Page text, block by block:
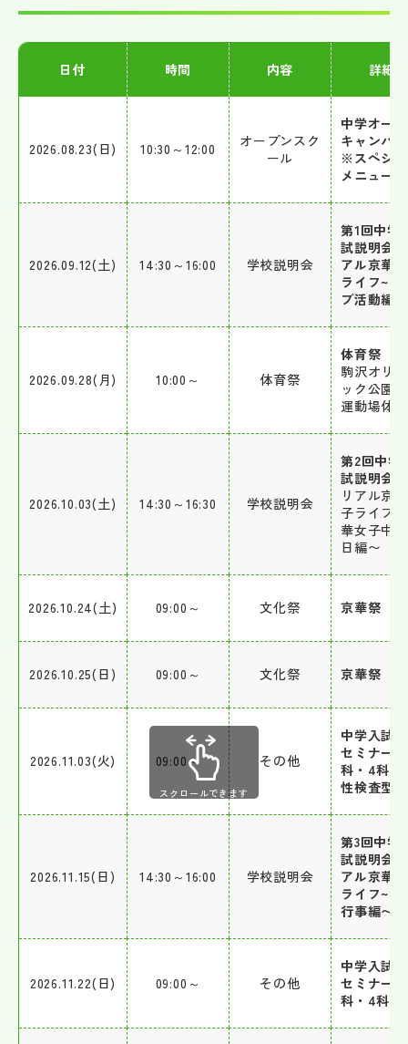
日付 時間 内容 詳細
2026.08.23(日) 10:30～12:00
オープンスク
ール
中学オー
キャンパ
※スペシ
メニュー
2026.09.12(土) 14:30～16:00 学校説明会
第1回中学
試説明会
アル京華
ライフ~ク
ブ活動編
2026.09.28(月) 10:00～ 体育祭
体育祭
駒沢オリ
ック公園
運動場体
2026.10.03(土) 14:30～16:30 学校説明会
第2回中学
試説明会
リアル京
子ライフ~
華女子中
日編〜
2026.10.24(土) 09:00～ 文化祭 京華祭
2026.10.25(日) 09:00～ 文化祭 京華祭
2026.11.03(火) 09:00～ その他
中学入試
セミナー 2
科・4科・
性検査型
2026.11.15(日) 14:30～16:00 学校説明会
第3回中学
試説明会
アル京華
ライフ~学
行事編〜）
2026.11.22(日) 09:00～ その他
中学入試
セミナー 2
科・4科
スクロールできます